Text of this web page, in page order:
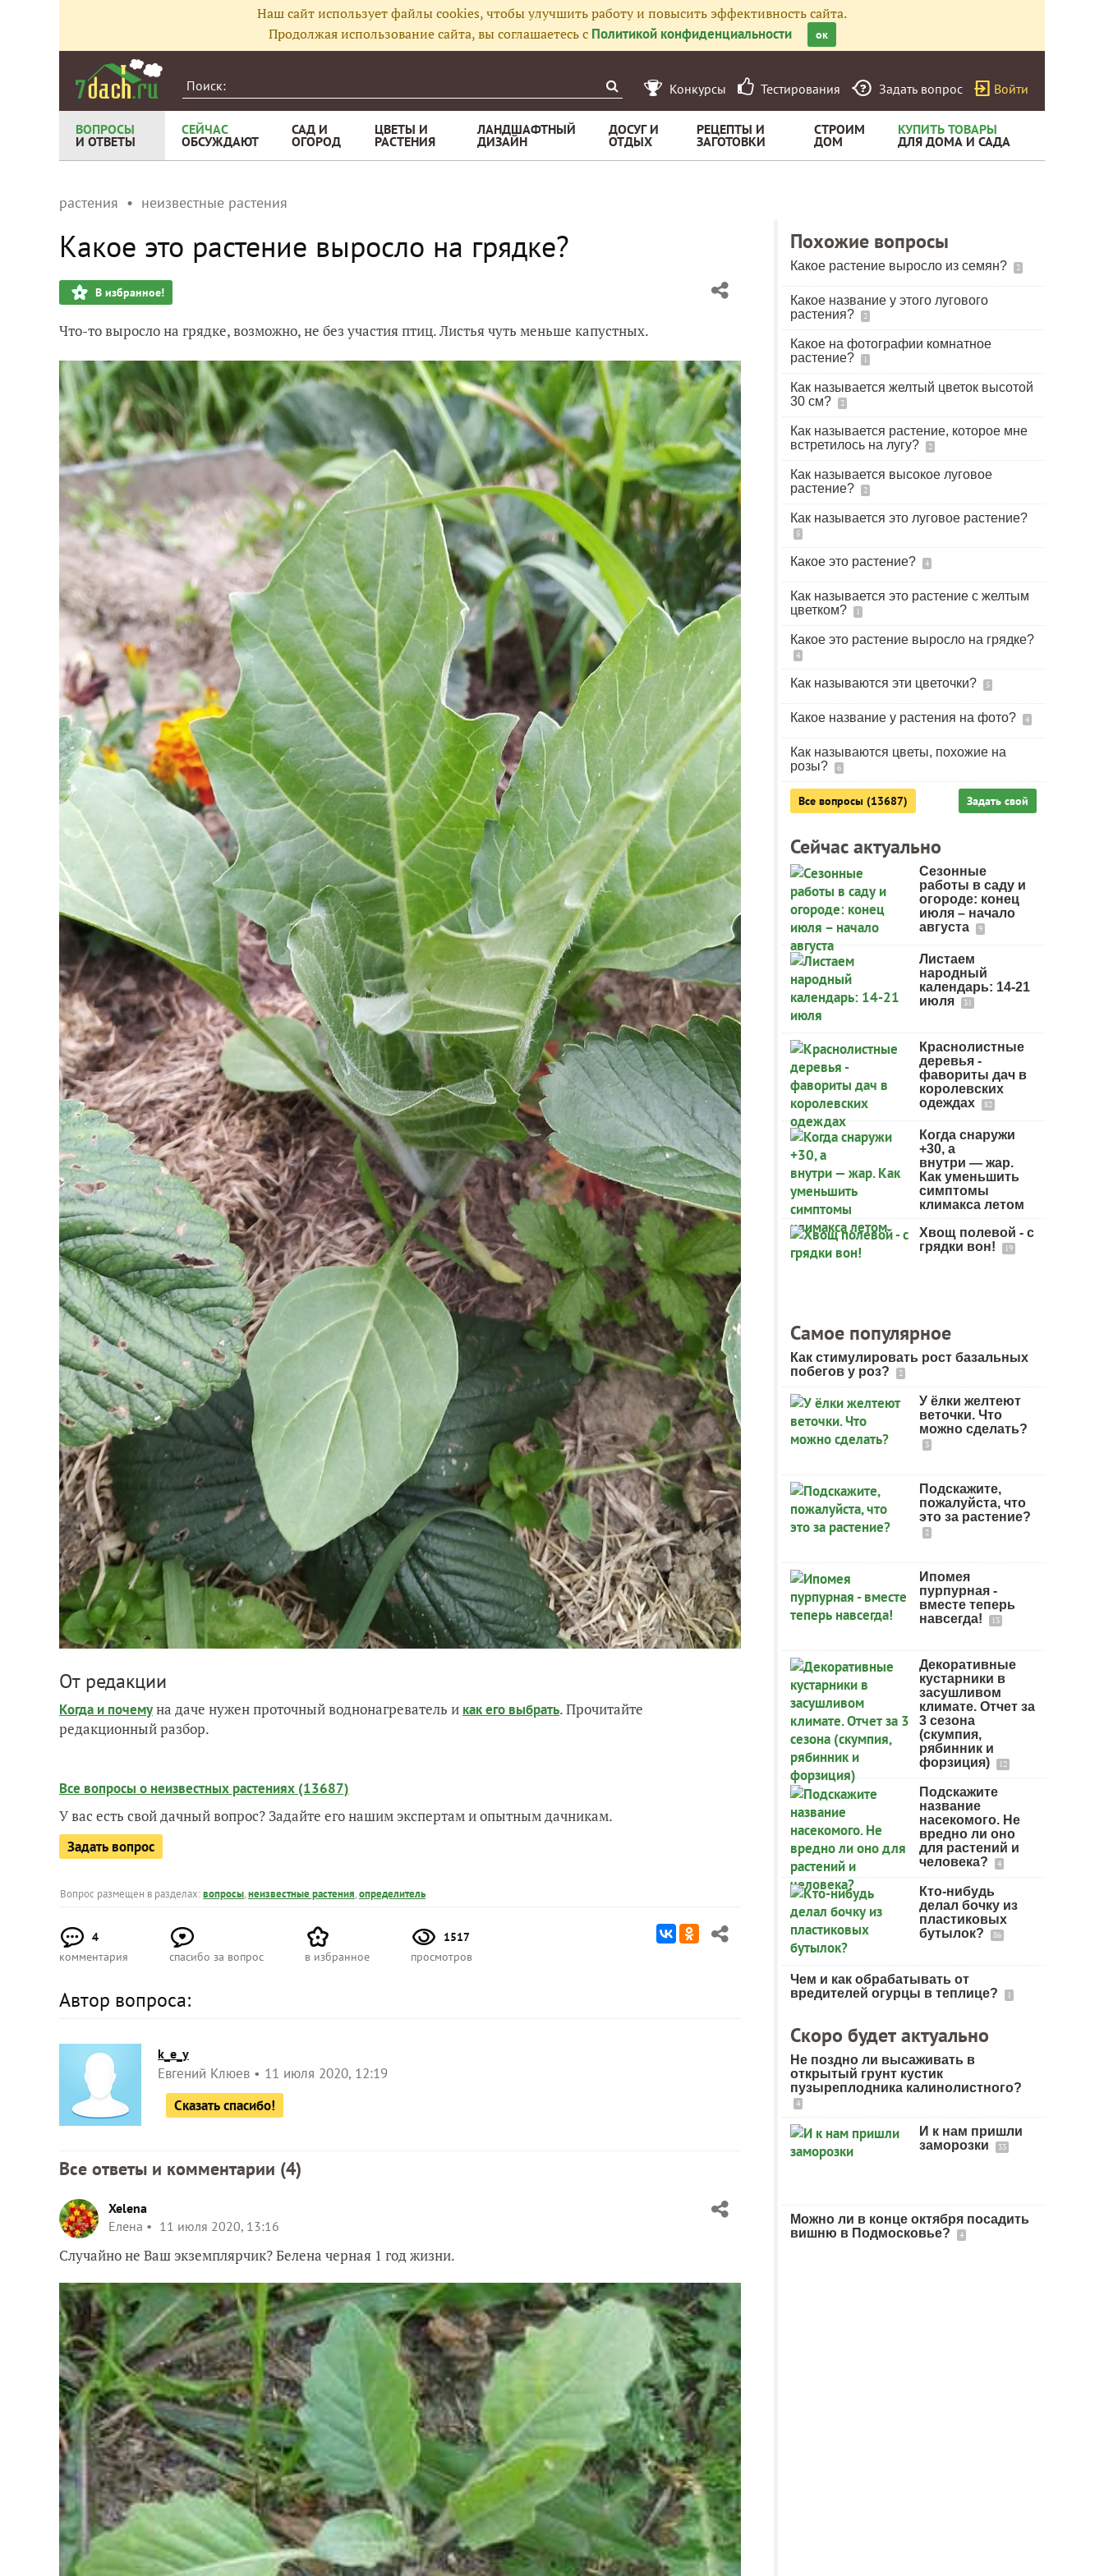
Наш сайт использует файлы cookies, чтобы улучшить работу и повысить эффективность сайта.
Продолжая использование сайта, вы соглашаетесь с Политикой конфиденциальности ок
Конкурсы Тестирования Задать вопрос Войти
ВОПРОСЫ
И ОТВЕТЫ
СЕЙЧАС
ОБСУЖДАЮТ
САД И
ОГОРОД
ЦВЕТЫ И
РАСТЕНИЯ
ЛАНДШАФТНЫЙ
ДИЗАЙН
ДОСУГ И
ОТДЫХ
РЕЦЕПТЫ И
ЗАГОТОВКИ
СТРОИМ
ДОМ
КУПИТЬ ТОВАРЫ
ДЛЯ ДОМА И САДА
растения неизвестные растения
Какое это растение выросло на грядке?
В избранное!
Что-то выросло на грядке, возможно, не без участия птиц. Листья чуть меньше капустных.
От редакции
Когда и почемуна даче нужен проточный воднонагреватель и как его выбрать. Прочитайте
редакционный разбор.
Все вопросы о неизвестных растениях (13687)
У вас есть свой дачный вопрос? Задайте его нашим экспертам и опытным дачникам.
Задать вопрос
Вопрос размещен в разделах:вопросы,неизвестные растения,определитель
4
комментария
спасибо за вопрос в избранное
1517
просмотров
Автор вопроса:
k_e_y
Евгений Клюев
11 июля 2020, 12:19
Сказать спасибо!
Все ответы и комментарии (4)
Xelena
Елена
11 июля 2020, 13:16
Случайно не Ваш экземплярчик? Белена черная 1 год жизни.
Похожие вопросы
Какое растение выросло из семян? 2
Какое название у этого лугового
растения?
2
Какое на фотографии комнатное
растение?
1
Как называется желтый цветок высотой
30 см?
2
Как называется растение, которое мне
встретилось на лугу?
2
Как называется высокое луговое
растение?
2
Как называется это луговое растение?
5
Какое это растение? 4
Как называется это растение с желтым
цветком?
1
Какое это растение выросло на грядке?
4
Как называются эти цветочки? 5
Какое название у растения на фото? 4
Как называются цветы, похожие на
розы?
6
Все вопросы (13687) Задать свой
Сейчас актуально
Сезонные
работы в саду и
огороде: конец
июля – начало
августа
9
Листаем
народный
календарь: 14-21
июля
31
Краснолистные
деревья -
фавориты дач в
королевских
одеждах
82
Когда снаружи
+30, а
внутри — жар.
Как уменьшить
симптомы
климакса летом
Хвощ полевой - с
грядки вон!
19
Самое популярное
Как стимулировать рост базальных
побегов у роз?
2
У ёлки желтеют
веточки. Что
можно сделать?
3
Подскажите,
пожалуйста, что
это за растение?
2
Ипомея
пурпурная -
вместе теперь
навсегда!
13
Декоративные
кустарники в
засушливом
климате. Отчет за
3 сезона
(скумпия,
рябинник и
форзиция)
12
Подскажите
название
насекомого. Не
вредно ли оно
для растений и
человека?
4
Кто-нибудь
делал бочку из
пластиковых
бутылок?
86
Чем и как обрабатывать от
вредителей огурцы в теплице?
1
Скоро будет актуально
Не поздно ли высаживать в
открытый грунт кустик
пузыреплодника калинолистного?
4
И к нам пришли
заморозки
33
Можно ли в конце октября посадить
вишню в Подмосковье?
4